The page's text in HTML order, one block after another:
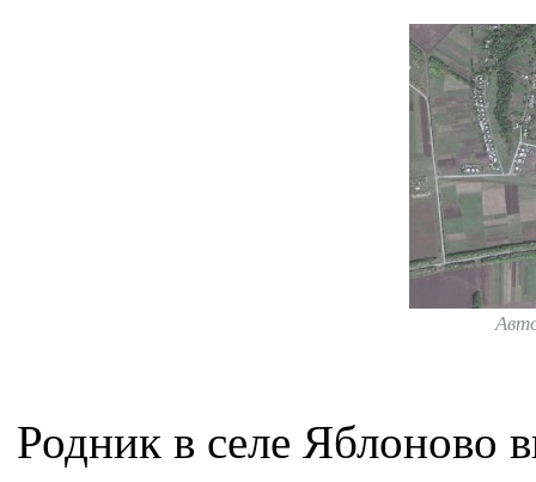
Родник в селе Яблоново